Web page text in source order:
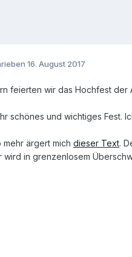
16. August 2017
feierten wir das Hochfest der
schönes und wichtiges Fest.
mehr ärgert mich dieser Text.
wird in grenzenlosem